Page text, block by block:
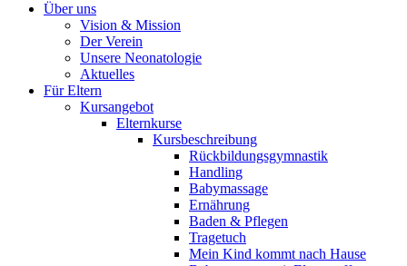
Über uns
Vision & Mission
Der Verein
Unsere Neonatologie
Aktuelles
Für Eltern
Kursangebot
Elternkurse
Kursbeschreibung
Rückbildungsgymnastik
Handling
Babymassage
Ernährung
Baden & Pflegen
Tragetuch
Mein Kind kommt nach Hause